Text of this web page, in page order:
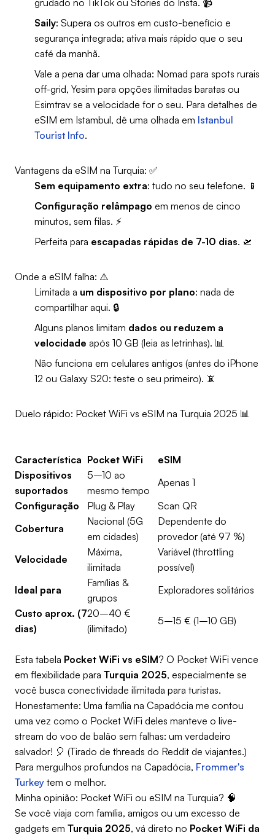
grudado no TikTok ou Stories do Insta. 📹
Saily: Supera os outros em custo-benefício e
segurança integrada; ativa mais rápido que o seu
café da manhã.
Vale a pena dar uma olhada: Nomad para spots rurais
off-grid, Yesim para opções ilimitadas baratas ou
Esimtrav se a velocidade for o seu. Para detalhes de
eSIM em Istambul, dê uma olhada em Istanbul
Tourist Info.
Vantagens da eSIM na Turquia: ✅
Sem equipamento extra: tudo no seu telefone. 📱
Configuração relâmpago em menos de cinco
minutos, sem filas. ⚡
Perfeita para escapadas rápidas de 7-10 dias. 🛫
Onde a eSIM falha: ⚠️
Limitada a um dispositivo por plano: nada de
compartilhar aqui. 🔒
Alguns planos limitam dados ou reduzem a
velocidade após 10 GB (leia as letrinhas). 📊
Não funciona em celulares antigos (antes do iPhone
12 ou Galaxy S20: teste o seu primeiro). 📵
Duelo rápido: Pocket WiFi vs eSIM na Turquia 2025 📊
Característica Pocket WiFi
eSIM
Dispositivos
suportados
5–10 ao
mesmo tempo
Apenas 1
Configuração
Plug & Play
Scan QR
Cobertura
Nacional (5G
em cidades)
Dependente do
provedor (até 97 %)
Velocidade
Máxima,
ilimitada
Variável (throttling
possível)
Ideal para
Famílias &
grupos
Exploradores solitários
Custo aprox. (7
dias)
20–40 €
(ilimitado)
5–15 € (1–10 GB)
Esta tabela Pocket WiFi vs eSIM? O Pocket WiFi vence
em flexibilidade para Turquia 2025, especialmente se
você busca conectividade ilimitada para turistas.
Honestamente: Uma família na Capadócia me contou
uma vez como o Pocket WiFi deles manteve o live-
stream do voo de balão sem falhas: um verdadeiro
salvador! 🎈 (Tirado de threads do Reddit de viajantes.)
Para mergulhos profundos na Capadócia, Frommer's
Turkey tem o melhor.
Minha opinião: Pocket WiFi ou eSIM na Turquia? 🧠
Se você viaja com família, amigos ou um excesso de
gadgets em Turquia 2025, vá direto no Pocket WiFi da